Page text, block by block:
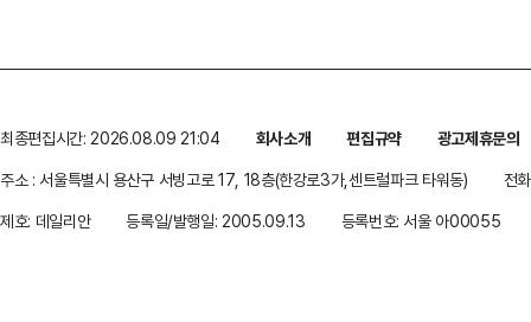
최종편집시간: 2026.08.09 21:04 회사소개 편집규약
광고제휴문의
주소 : 서울특별시 용산구 서빙고로 17, 18층(한강로3가,센트럴파크 타워동)
전
제호: 데일리안
등록일/발행일: 2005.09.13 등록번호: 서울 아00055